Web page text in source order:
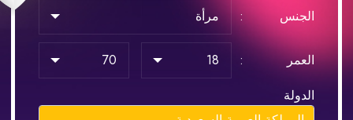
الجنس
العمر
الدولة